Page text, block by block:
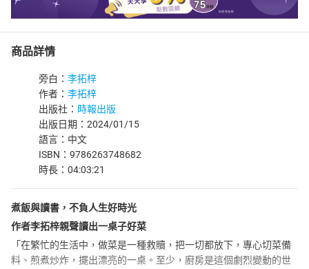
商品詳情
旁白： 李拓梓
作者： 李拓梓
出版社： 時報出版
出版日期：2024/01/15
語言：中文
ISBN：9786263748682
時長：04:03:21
煮飯與讀書，不負人生好時光
作者李拓梓親聲讀出一桌子好菜
「在繁忙的生活中，做菜是一種救贖，把一切都放下，專心切菜備
料、煎煮炒炸，擺出漂亮的一桌。至少，廚房是這個劇烈變動的世